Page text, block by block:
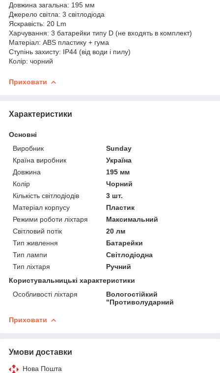
Довжина загальна: 195 мм
Джерело світла: 3 світлодіода
Яскравість: 20 Lm
Харчування: 3 батарейки типу D (не входять в комплект)
Матеріал: ABS пластику + гума
Ступінь захисту: IP44 (від води і пилу)
Колір: чорний
Приховати
Характеристики
Основні
Виробник
Sunday
Країна виробник
Україна
Довжина
195 мм
Колір
Чорний
Кількість світлодіодів
3 шт.
Матеріал корпусу
Пластик
Режими роботи ліхтаря
Максимальний
Світловий потік
20 лм
Тип живлення
Батарейки
Тип лампи
Світлодіодна
Тип ліхтаря
Ручний
Користувальницькі характеристики
Особливості ліхтаря
Вологостійкий
"Противолударний
Приховати
Умови доставки
Нова Пошта